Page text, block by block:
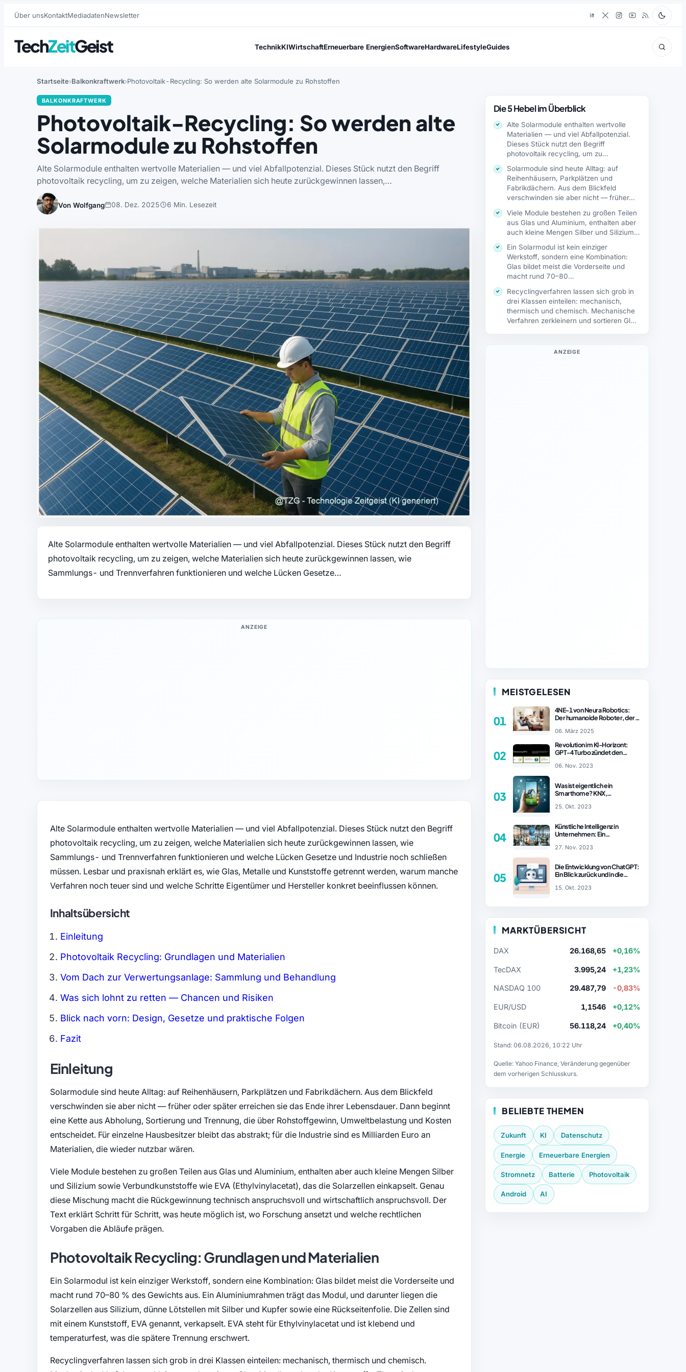
Über unsKontaktMediadatenNewsletter
TechZeitGeist TechnikKIWirtschaftErneuerbare EnergienSoftwareHardwareLifestyleGuides
Startseite Balkonkraftwerk Photovoltaik-Recycling: So werden alte Solarmodule zu Rohstoffen
BALKONKRAFTWERK
Photovoltaik-Recycling: So werden alte
Solarmodule zu Rohstoffen
Alte Solarmodule enthalten wertvolle Materialien — und viel Abfallpotenzial. Dieses Stück nutzt den Begriff
photovoltaik recycling, um zu zeigen, welche Materialien sich heute zurückgewinnen lassen,…
Von Wolfgang 08. Dez. 2025 6 Min. Lesezeit
Alte Solarmodule enthalten wertvolle Materialien — und viel Abfallpotenzial. Dieses Stück nutzt den Begriff
photovoltaik recycling, um zu zeigen, welche Materialien sich heute zurückgewinnen lassen, wie
Sammlungs- und Trennverfahren funktionieren und welche Lücken Gesetze…
ANZEIGE
Alte Solarmodule enthalten wertvolle Materialien — und viel Abfallpotenzial. Dieses Stück nutzt den Begriff
photovoltaik recycling, um zu zeigen, welche Materialien sich heute zurückgewinnen lassen, wie
Sammlungs- und Trennverfahren funktionieren und welche Lücken Gesetze und Industrie noch schließen
müssen. Lesbar und praxisnah erklärt es, wie Glas, Metalle und Kunststoffe getrennt werden, warum manche
Verfahren noch teuer sind und welche Schritte Eigentümer und Hersteller konkret beeinflussen können.
Inhaltsübersicht
Einleitung
Photovoltaik Recycling: Grundlagen und Materialien
Vom Dach zur Verwertungsanlage: Sammlung und Behandlung
Was sich lohnt zu retten — Chancen und Risiken
Blick nach vorn: Design, Gesetze und praktische Folgen
Fazit
Einleitung
Solarmodule sind heute Alltag: auf Reihenhäusern, Parkplätzen und Fabrikdächern. Aus dem Blickfeld
verschwinden sie aber nicht — früher oder später erreichen sie das Ende ihrer Lebensdauer. Dann beginnt
eine Kette aus Abholung, Sortierung und Trennung, die über Rohstoffgewinn, Umweltbelastung und Kosten
entscheidet. Für einzelne Hausbesitzer bleibt das abstrakt; für die Industrie sind es Milliarden Euro an
Materialien, die wieder nutzbar wären.
Viele Module bestehen zu großen Teilen aus Glas und Aluminium, enthalten aber auch kleine Mengen Silber
und Silizium sowie Verbundkunststoffe wie EVA (Ethylvinylacetat), das die Solarzellen einkapselt. Genau
diese Mischung macht die Rückgewinnung technisch anspruchsvoll und wirtschaftlich anspruchsvoll. Der
Text erklärt Schritt für Schritt, was heute möglich ist, wo Forschung ansetzt und welche rechtlichen
Vorgaben die Abläufe prägen.
Photovoltaik Recycling: Grundlagen und Materialien
Ein Solarmodul ist kein einziger Werkstoff, sondern eine Kombination: Glas bildet meist die Vorderseite und
macht rund 70–80 % des Gewichts aus. Ein Aluminiumrahmen trägt das Modul, und darunter liegen die
Solarzellen aus Silizium, dünne Lötstellen mit Silber und Kupfer sowie eine Rückseitenfolie. Die Zellen sind
mit einem Kunststoff, EVA genannt, verkapselt. EVA steht für Ethylvinylacetat und ist klebend und
temperaturfest, was die spätere Trennung erschwert.
Recyclingverfahren lassen sich grob in drei Klassen einteilen: mechanisch, thermisch und chemisch.
Die 5 Hebel im Überblick
Alte Solarmodule enthalten wertvolle
Materialien — und viel Abfallpotenzial.
Dieses Stück nutzt den Begriff
photovoltaik recycling, um zu…
Solarmodule sind heute Alltag: auf
Reihenhäusern, Parkplätzen und
Fabrikdächern. Aus dem Blickfeld
verschwinden sie aber nicht — früher…
Viele Module bestehen zu großen Teilen
aus Glas und Aluminium, enthalten aber
auch kleine Mengen Silber und Silizium…
Ein Solarmodul ist kein einziger
Werkstoff, sondern eine Kombination:
Glas bildet meist die Vorderseite und
macht rund 70–80…
Recyclingverfahren lassen sich grob in
drei Klassen einteilen: mechanisch,
thermisch und chemisch. Mechanische
Verfahren zerkleinern und sortieren Glas,
ANZEIGE
MEISTGELESEN
01
4NE-1 von Neura Robotics:
Der humanoide Roboter, der
revolutionieren könnte
06. März 2025
02
Revolution im KI-Horizont:
GPT-4 Turbo zündet den
– ChatGPT Revolution!
06. Nov. 2023
03
Was ist eigentlich ein
Smarthome? KNX,
Vergleich
25. Okt. 2023
04
Künstliche Intelligenz in
Unternehmen: Ein
27. Nov. 2023
05
Die Entwicklung von ChatGPT:
Ein Blick zurück und in die
15. Okt. 2023
MARKTÜBERSICHT
DAX 26.168,65 +0,16%
TecDAX 3.995,24 +1,23%
NASDAQ 100 29.487,79 -0,83%
EUR/USD 1,1546 +0,12%
Bitcoin (EUR) 56.118,24 +0,40%
Stand: 06.08.2026, 10:22 Uhr
Quelle: Yahoo Finance, Veränderung gegenüber
dem vorherigen Schlusskurs.
BELIEBTE THEMEN
Zukunft KI Datenschutz
Energie Erneuerbare Energien
Stromnetz Batterie Photovoltaik
Android AI